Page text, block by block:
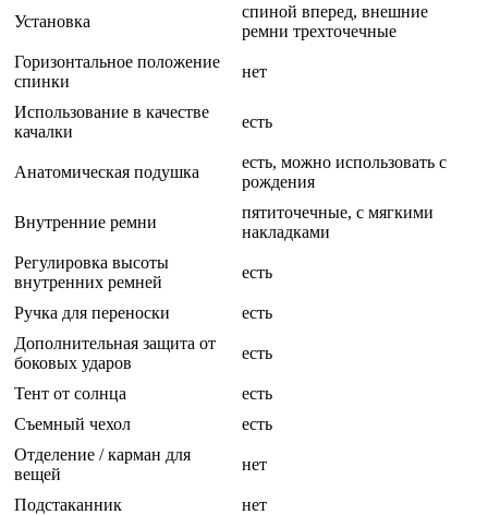
Установка
спиной вперед, внешние
ремни трехточечные
Горизонтальное положение
спинки
нет
Использование в качестве
качалки
есть
Анатомическая подушка
есть, можно использовать с
рождения
Внутренние ремни
пятиточечные, с мягкими
накладками
Регулировка высоты
внутренних ремней
есть
Ручка для переноски
есть
Дополнительная защита от
боковых ударов
есть
Тент от солнца
есть
Съемный чехол
есть
Отделение / карман для
вещей
нет
Подстаканник нет